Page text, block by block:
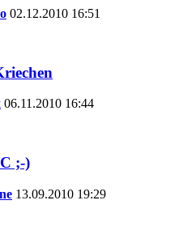
02.12.2010 16:51
06.11.2010 16:44
;-)
13.09.2010 19:29